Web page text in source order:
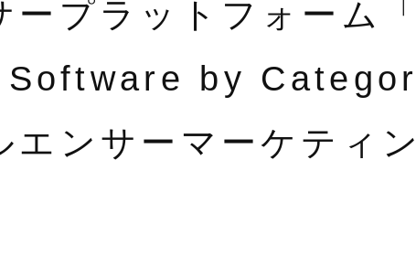
ープラットフォーム
by
エンサーマーケティ